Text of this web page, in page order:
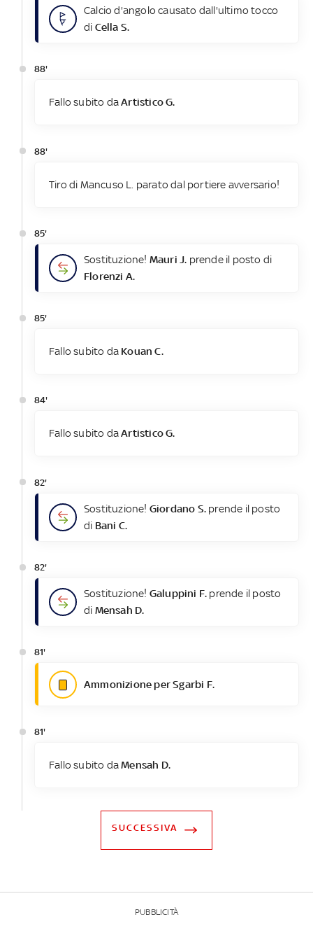
Calcio d'angolo causato dall'ultimo tocco
di Cella S.
88'
Fallo subito daArtistico G.
88'
Tiro di Mancuso L. parato dal portiere avversario!
85'
Sostituzione! Mauri J. prende il posto di
Florenzi A.
85'
Fallo subito da Kouan C.
84'
Fallo subito daArtistico G.
82'
Sostituzione! Giordano S. prende il posto
di Bani C.
82'
Sostituzione! Galuppini F. prende il posto
di Mensah D.
81'
Ammonizione per Sgarbi F.
81'
Fallo subito daMensah D.
SUCCESSIVA
PUBBLICITÀ